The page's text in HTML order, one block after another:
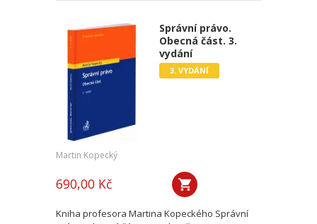
Správní právo.
Obecná část. 3.
vydání
3. VYDÁNÍ
Martin Kopecký
690,00 Kč
Kniha profesora Martina Kopeckého Správní